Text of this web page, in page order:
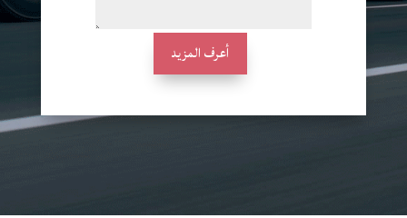
أعرف المزيد